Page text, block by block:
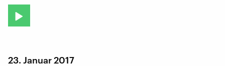
23. Januar 2017